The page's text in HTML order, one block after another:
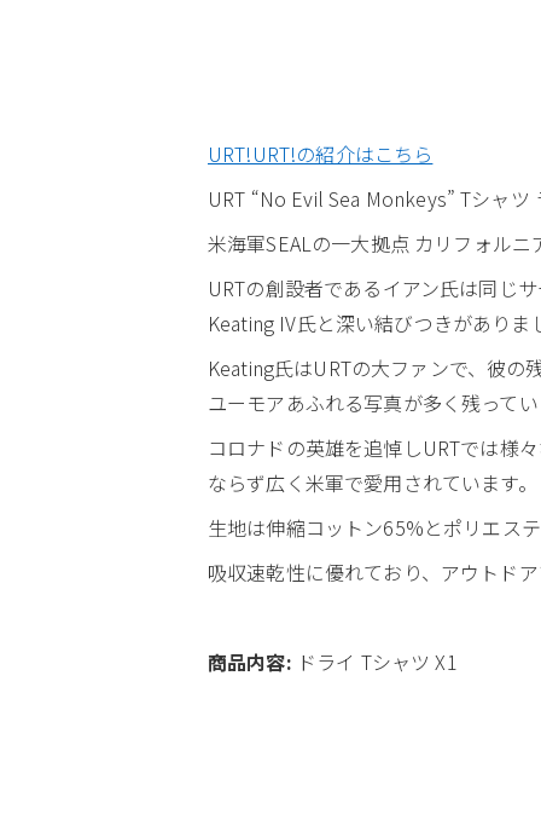
URT!URT!の紹介はこちら
URT “No Evil Sea Monkeys” Tシャ
米海軍SEALの一大拠点 カリフォル
URTの創設者であるイアン氏は同じ
Keating IV氏と深い結びつきがありま
Keating氏はURTの大ファンで、彼の
ユーモアあふれる写真が多く残って
コロナドの英雄を追悼しURTでは様
ならず広く米軍で愛用されています。
生地は伸縮コットン65%とポリエス
吸収速乾性に優れており、アウトド
商品内容: ドライ Tシャツ X1